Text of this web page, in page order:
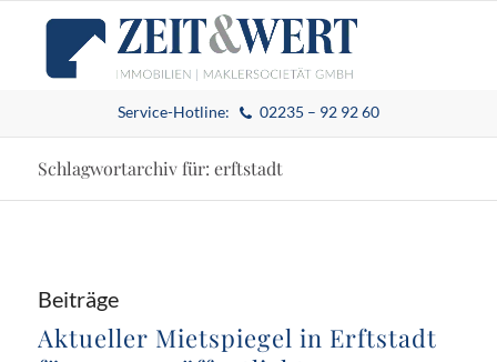
Service-Hotline: 02235 – 92 92 60
Schlagwortarchiv für: erftstadt
Beiträge
Aktueller Mietspiegel in Erftstadt